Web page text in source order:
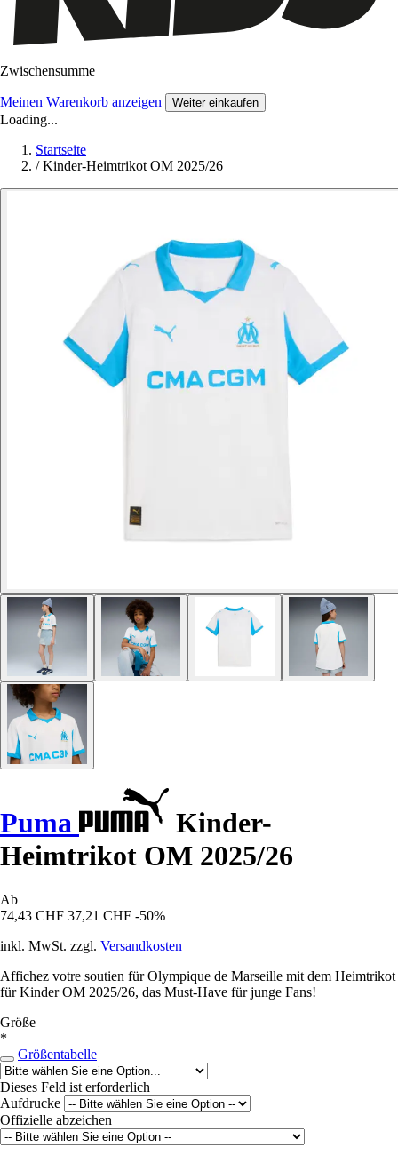
Zwischensumme
Meinen Warenkorb anzeigen Weiter einkaufen
Loading...
Startseite
/ Kinder-Heimtrikot OM 2025/26
Puma
Kinder-
Heimtrikot OM 2025/26
Ab
74,43 CHF 37,21 CHF -50%
inkl. MwSt. zzgl. Versandkosten
Affichez votre soutien für Olympique de Marseille mit dem Heimtrikot
für Kinder OM 2025/26, das Must-Have für junge Fans!
Größe
*
Größentabelle
Dieses Feld ist erforderlich
Aufdrucke
Offizielle abzeichen